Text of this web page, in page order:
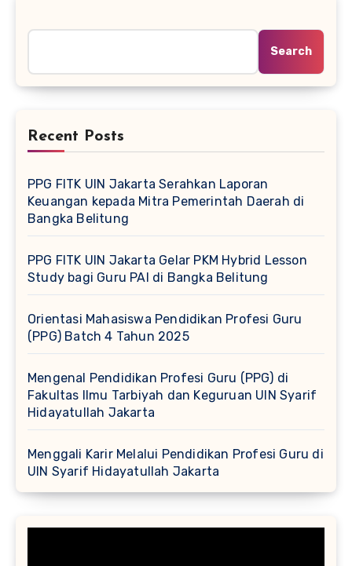
Search
Recent Posts
PPG FITK UIN Jakarta Serahkan Laporan
Keuangan kepada Mitra Pemerintah Daerah di
Bangka Belitung
PPG FITK UIN Jakarta Gelar PKM Hybrid Lesson
Study bagi Guru PAI di Bangka Belitung
Orientasi Mahasiswa Pendidikan Profesi Guru
(PPG) Batch 4 Tahun 2025
Mengenal Pendidikan Profesi Guru (PPG) di
Fakultas Ilmu Tarbiyah dan Keguruan UIN Syarif
Hidayatullah Jakarta
Menggali Karir Melalui Pendidikan Profesi Guru di
UIN Syarif Hidayatullah Jakarta